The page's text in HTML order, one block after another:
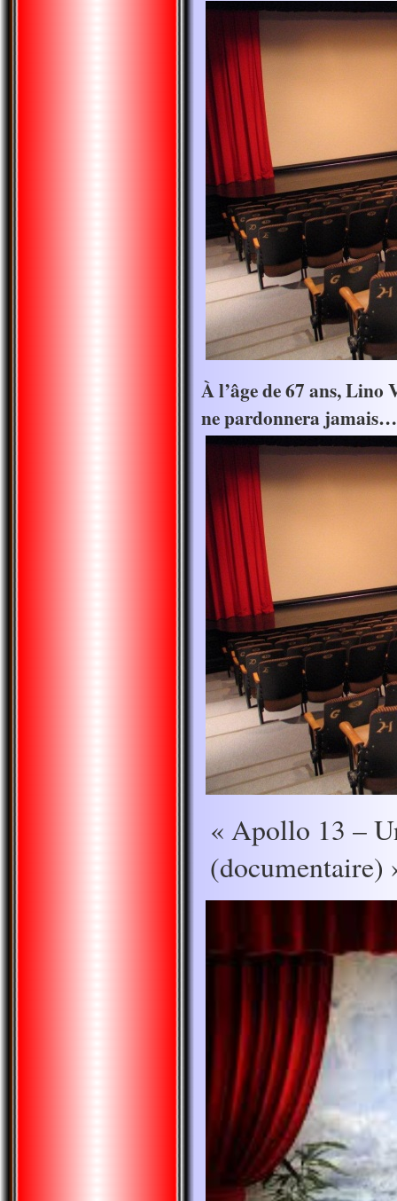
À l’âge de 67 ans, Lino
ne pardonnera jamais…
« Apollo 13 –
(documentaire)